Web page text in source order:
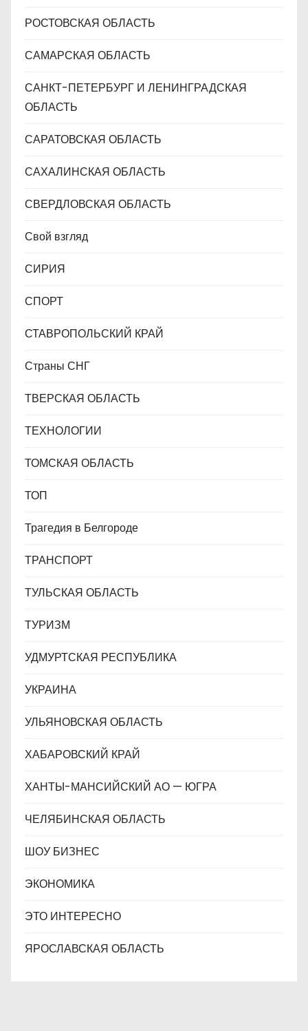
РОСТОВСКАЯ ОБЛАСТЬ
САМАРСКАЯ ОБЛАСТЬ
САНКТ-ПЕТЕРБУРГ И ЛЕНИНГРАДСКАЯ
ОБЛАСТЬ
САРАТОВСКАЯ ОБЛАСТЬ
САХАЛИНСКАЯ ОБЛАСТЬ
СВЕРДЛОВСКАЯ ОБЛАСТЬ
Свой взгляд
СИРИЯ
СПОРТ
СТАВРОПОЛЬСКИЙ КРАЙ
Страны СНГ
ТВЕРСКАЯ ОБЛАСТЬ
ТЕХНОЛОГИИ
ТОМСКАЯ ОБЛАСТЬ
ТОП
Трагедия в Белгороде
ТРАНСПОРТ
ТУЛЬСКАЯ ОБЛАСТЬ
ТУРИЗМ
УДМУРТСКАЯ РЕСПУБЛИКА
УКРАИНА
УЛЬЯНОВСКАЯ ОБЛАСТЬ
ХАБАРОВСКИЙ КРАЙ
ХАНТЫ-МАНСИЙСКИЙ АО — ЮГРА
ЧЕЛЯБИНСКАЯ ОБЛАСТЬ
ШОУ БИЗНЕС
ЭКОНОМИКА
ЭТО ИНТЕРЕСНО
ЯРОСЛАВСКАЯ ОБЛАСТЬ